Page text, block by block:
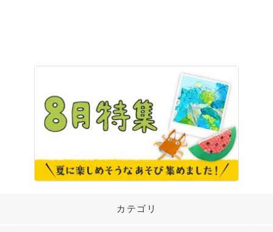
カテゴリ